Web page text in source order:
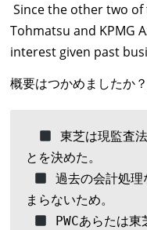
Since the other two
Tohmatsu and KPMG
interest given past
概要はつかめましたか
東芝は現監査
とを決めた。
過去の会計処
まらないため。
PWCあらたは